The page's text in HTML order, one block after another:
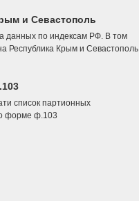
и Севастополь
данных по индексам РФ. В том
Республика Крым и Севастополь
список партионных
форме ф.103